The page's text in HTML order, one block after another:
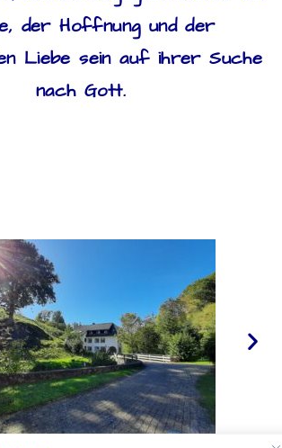
der Hoffnung und der
Liebe sein auf ihrer Suche
nach Gott.